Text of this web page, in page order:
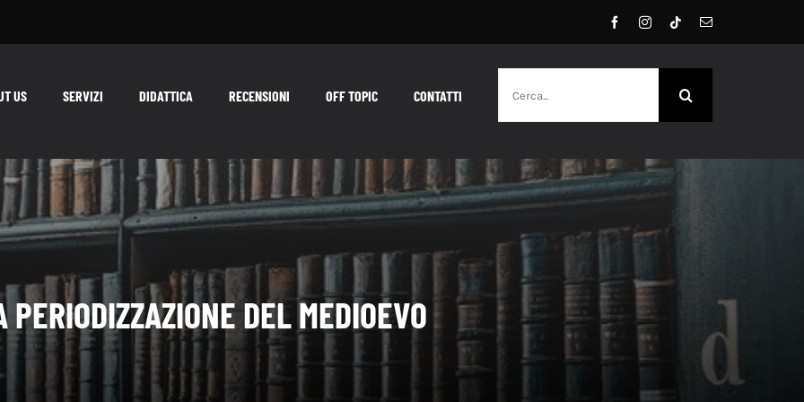
US SERVIZI DIDATTICA RECENSIONI OFF TOPIC CONTATTI
per:
PERIODIZZAZIONE DEL MEDIOEVO